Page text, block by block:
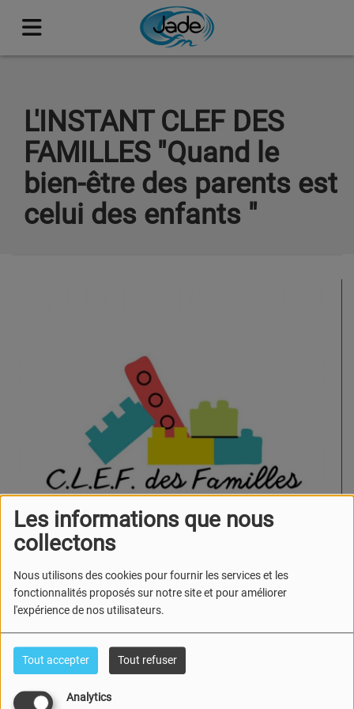
Les informations que nous
collectons
Nous utilisons des cookies pour fournir les services et les
fonctionnalités proposés sur notre site et pour améliorer
l'expérience de nos utilisateurs.
Tout accepter Tout refuser
Analytics
L'INSTANT CLEF DES
FAMILLES "Quand le
bien-être des parents est
celui des enfants "
11 JANVIER 2024
Écouter le podcast
Références de l'émission :